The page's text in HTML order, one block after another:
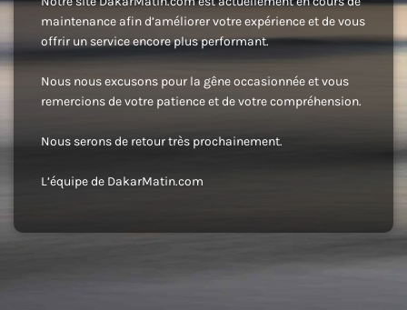
maintenance afin d’améliorer votre expérience et de vous
offrir un service encore plus performant.
Nous nous excusons pour la gêne occasionnée et vous
remercions de votre patience et de votre compréhension.
Nous serons de retour très prochainement.
L’équipe de DakarMatin.com